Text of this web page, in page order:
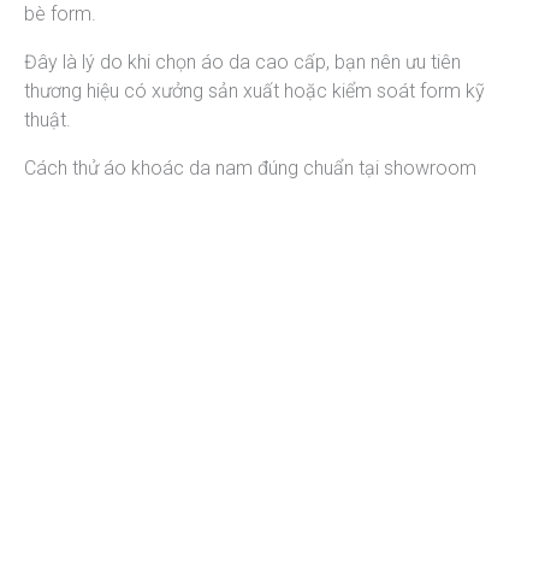
bè form.
Đây là lý do khi chọn áo da cao cấp, bạn nên ưu tiên
thương hiệu có xưởng sản xuất hoặc kiểm soát form kỹ
thuật.
Cách thử áo khoác da nam đúng chuẩn tại showroom